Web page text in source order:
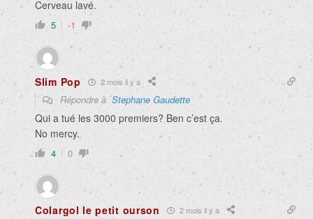
Cerveau lavé.
5 -1
Slim Pop 2 mois il y a
Répondre àStephane Gaudette
Qui a tué les 3000 premiers? Ben c’est ça.
No mercy.
4 0
Colargol le petit ourson 2 mois il y a